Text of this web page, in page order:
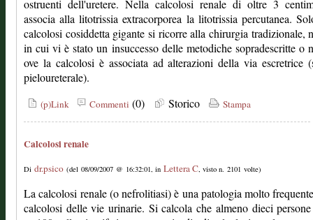
ostruenti dell'uretere. Nella calcolosi renale di oltre 3
associa alla litotrissia extracorporea la litotrissia percutanea.
calcolosi cosiddetta gigante si ricorre alla chirurgia tradizionale,
in cui vi è stato un insuccesso delle metodiche sopradescritte o
ove la calcolosi è associata ad alterazioni della via escretrice
pieloureterale).
(p)Link Commenti (0) Storico Stampa
Calcolosi renale
Di dr.psico (del 08/09/2007 @ 16:32:01, in Lettera C, visto n. 2101 volte)
La calcolosi renale (o nefrolitiasi) è una patologia molto
calcolosi delle vie urinarie. Si calcola che almeno dieci